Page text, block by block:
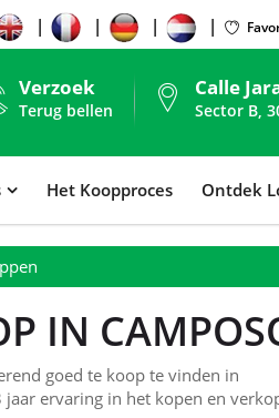
Verzoek
Terug bellen
Calle
Sector B,
Het Koopproces Ontdek
IN
goed te koop te vinden in
ervaring in het kopen en